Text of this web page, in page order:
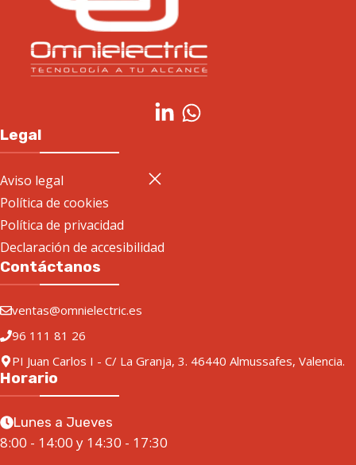
Legal
Aviso legal
Política de cookies
Política de privacidad
Declaración de accesibilidad
Contáctanos
ventas@omnielectric.es
96 111 81 26
PI Juan Carlos I - C/ La Granja, 3. 46440 Almussafes, Valencia.
Horario
Lunes a Jueves
8:00 - 14:00 y 14:30 - 17:30